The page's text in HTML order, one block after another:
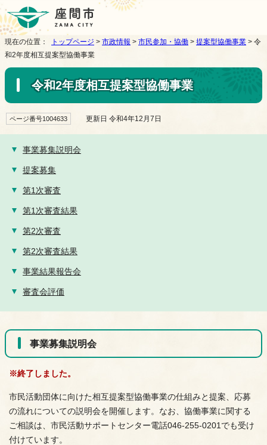
現在の位置： トップページ > 市政情報 > 市民参加・協働 > 提案型協働事業 > 令
和2年度相互提案型協働事業
令和2年度相互提案型協働事業
ページ番号1004633 更新日 令和4年12月7日
事業募集説明会
提案募集
第1次審査
第1次審査結果
第2次審査
第2次審査結果
事業結果報告会
審査会評価
事業募集説明会
※終了しました。
市民活動団体に向けた相互提案型協働事業の仕組みと提案、応募
の流れについての説明会を開催します。なお、協働事業に関する
ご相談は、市民活動サポートセンター電話046-255-0201でも受け
付けています。